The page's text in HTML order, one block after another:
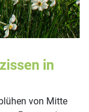
in
von Mitte